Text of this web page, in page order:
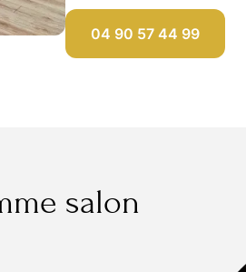
04 90 57 44 99
salon